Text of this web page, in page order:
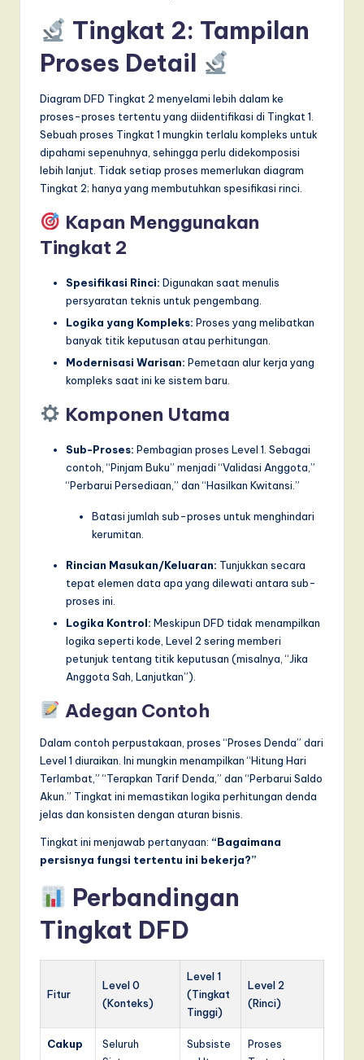
Tingkat 2: Tampilan
Proses Detail
Diagram DFD Tingkat 2 menyelami lebih dalam ke
proses-proses tertentu yang diidentifikasi di Tingkat 1.
Sebuah proses Tingkat 1 mungkin terlalu kompleks untuk
dipahami sepenuhnya, sehingga perlu didekomposisi
lebih lanjut. Tidak setiap proses memerlukan diagram
Tingkat 2; hanya yang membutuhkan spesifikasi rinci.
Kapan Menggunakan
Tingkat 2
Spesifikasi Rinci: Digunakan saat menulis
persyaratan teknis untuk pengembang.
Logika yang Kompleks: Proses yang melibatkan
banyak titik keputusan atau perhitungan.
Modernisasi Warisan: Pemetaan alur kerja yang
kompleks saat ini ke sistem baru.
Komponen Utama
Sub-Proses: Pembagian proses Level 1. Sebagai
contoh, “Pinjam Buku” menjadi “Validasi Anggota,”
“Perbarui Persediaan,” dan “Hasilkan Kwitansi.”
Batasi jumlah sub-proses untuk menghindari
kerumitan.
Rincian Masukan/Keluaran: Tunjukkan secara
tepat elemen data apa yang dilewati antara sub-
proses ini.
Logika Kontrol: Meskipun DFD tidak menampilkan
logika seperti kode, Level 2 sering memberi
petunjuk tentang titik keputusan (misalnya, “Jika
Anggota Sah, Lanjutkan”).
Adegan Contoh
Dalam contoh perpustakaan, proses “Proses Denda” dari
Level 1 diuraikan. Ini mungkin menampilkan “Hitung Hari
Terlambat,” “Terapkan Tarif Denda,” dan “Perbarui Saldo
Akun.” Tingkat ini memastikan logika perhitungan denda
jelas dan konsisten dengan aturan bisnis.
Tingkat ini menjawab pertanyaan: “Bagaimana
persisnya fungsi tertentu ini bekerja?”
Perbandingan
Tingkat DFD
Fitur
Level 0
(Konteks)
Level 1
(Tingkat
Tinggi)
Level 2
(Rinci)
Cakup
Seluruh
Subsiste
Proses